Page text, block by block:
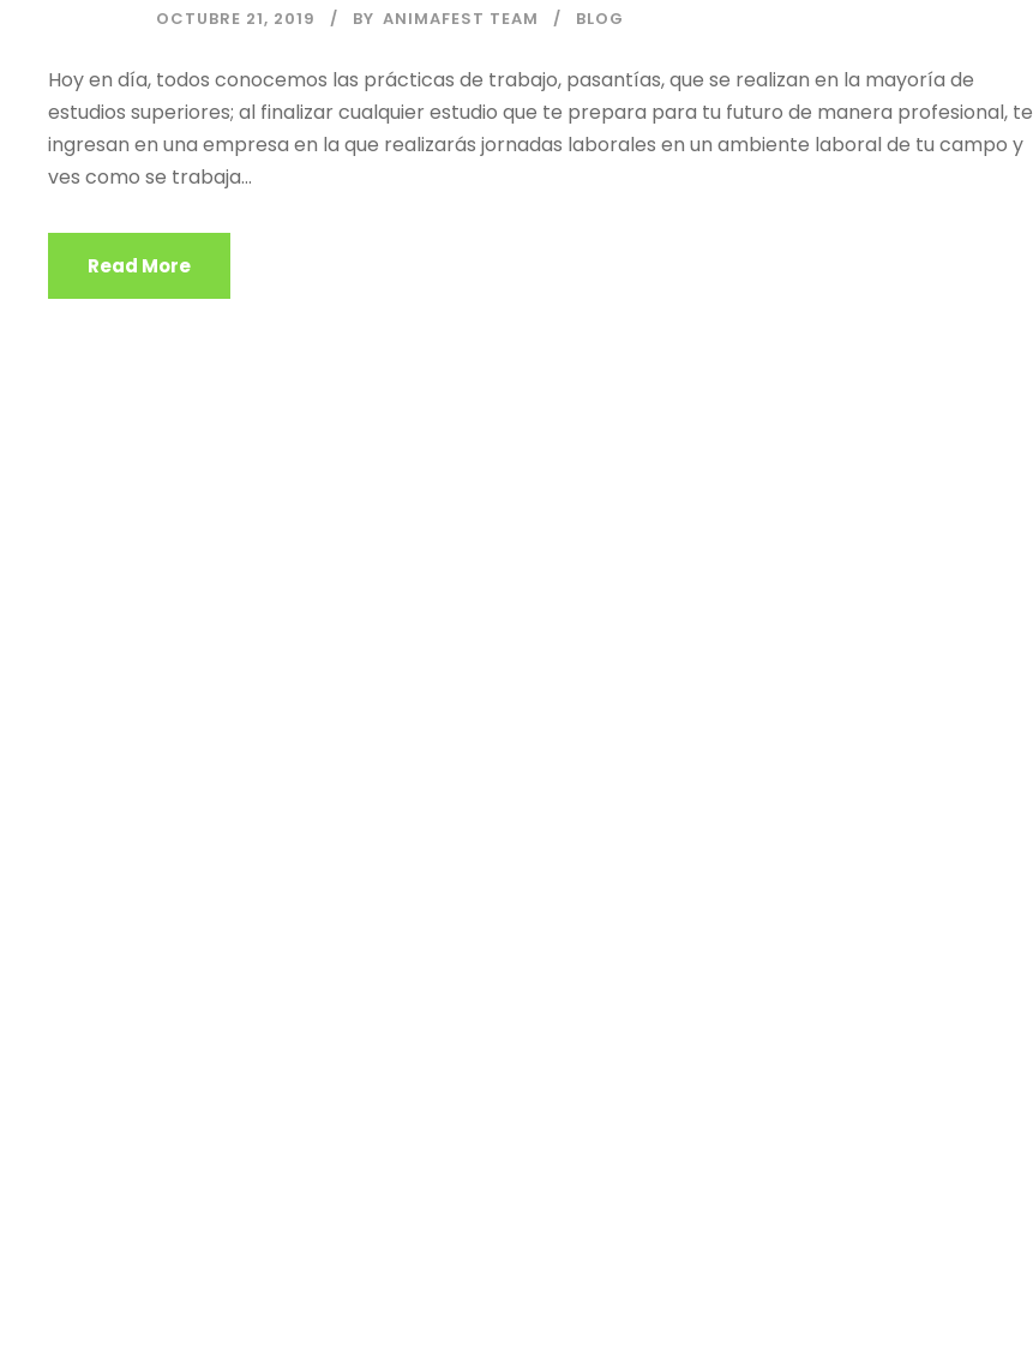
OCTUBRE 21, 2019 BY ANIMAFEST TEAM BLOG
Hoy en día, todos conocemos las prácticas de trabajo, pasantías, que se realizan en la mayoría de
estudios superiores; al finalizar cualquier estudio que te prepara para tu futuro de manera profesional, te
ingresan en una empresa en la que realizarás jornadas laborales en un ambiente laboral de tu campo y
ves como se trabaja...
Read More